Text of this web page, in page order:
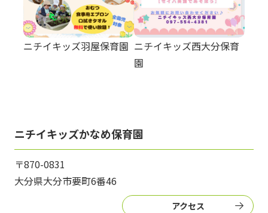
ニチイキッズ羽屋保育園 ニチイキッズ西大分保育
園
ニチイキッズかなめ保育園
〒870-0831
大分県大分市要町6番46
アクセス